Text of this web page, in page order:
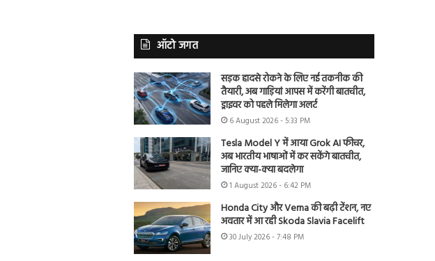
ऑटो जगत
सड़क हादसे रोकने के लिए नई तकनीक की
तैयारी, अब गाड़ियां आपस में करेंगी बातचीत,
ड्राइवर को पहले मिलेगा अलर्ट
6 August 2026 - 5:33 PM
Tesla Model Y में आया Grok AI फीचर,
अब भारतीय भाषाओं में कर सकेंगे बातचीत,
जानिए क्या-क्या बदलेगा
1 August 2026 - 6:42 PM
Honda City और Verna की बढ़ी टेंशन, नए
अवतार में आ रही Skoda Slavia Facelift
30 July 2026 - 7:48 PM